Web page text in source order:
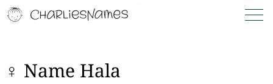
♀ Name Hala